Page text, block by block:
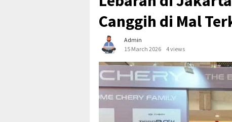
Canggih di Mal
Admin
15 March 2026
4 views